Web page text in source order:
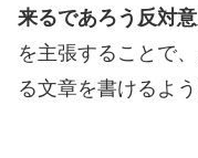
来るであろう反対
を主張することで
る文章を書けるよ